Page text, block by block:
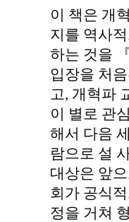
이 책은 개
지를 역사
하는 것을
입장을 처
고, 개혁파
이 별로 관
해서 다음
람으로 설
대상은 앞
회가 공식
정을 거쳐